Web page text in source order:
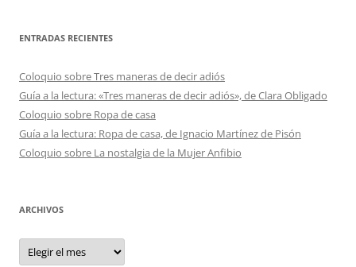
ENTRADAS RECIENTES
Coloquio sobre Tres maneras de decir adiós
Guía a la lectura: «Tres maneras de decir adiós», de Clara Obligado
Coloquio sobre Ropa de casa
Guía a la lectura: Ropa de casa, de Ignacio Martínez de Pisón
Coloquio sobre La nostalgia de la Mujer Anfibio
ARCHIVOS
Archivos